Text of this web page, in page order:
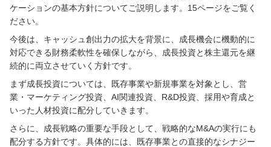
ケーションの基本方針についてご説明します。15ページをご覧く
ださい。
今後は、キャッシュ創出力の拡大を背景に、成長機会に機動的に
対応できる財務柔軟性を確保しながら、成長投資と株主還元を継
続的に両立させていく方針です。
まず成長投資については、既存事業や新規事業を対象とし、営
業・マーケティング投資、AI関連投資、R&D投資、採用や育成と
いった人材投資に配分していきます。
さらに、成長戦略の重要な手段として、戦略的なM&Aの実行にも
配分する方針です。具体的には、既存事業との直接的なシナジー